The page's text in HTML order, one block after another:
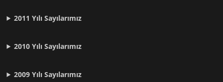
2011 YılıSayılarımız
2010 YılıSayılarımız
2009 YılıSayılarımız